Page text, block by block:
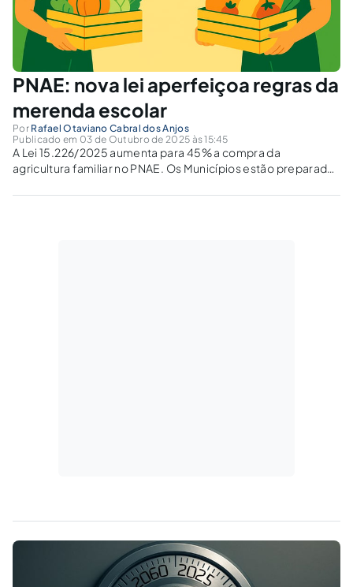
PNAE: nova lei aperfeiçoa regras da
merenda escolar
Por Rafael Otaviano Cabral dos Anjos
Publicado em 03 de Outubro de 2025 às 15:45
A Lei 15.226/2025 aumenta para 45% a compra da
agricultura familiar no PNAE. Os Municípios estão preparados